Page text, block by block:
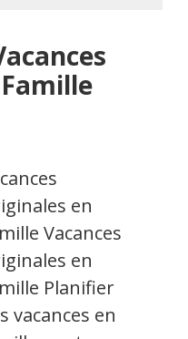
en
Vacances
en
Planifier
vacances en